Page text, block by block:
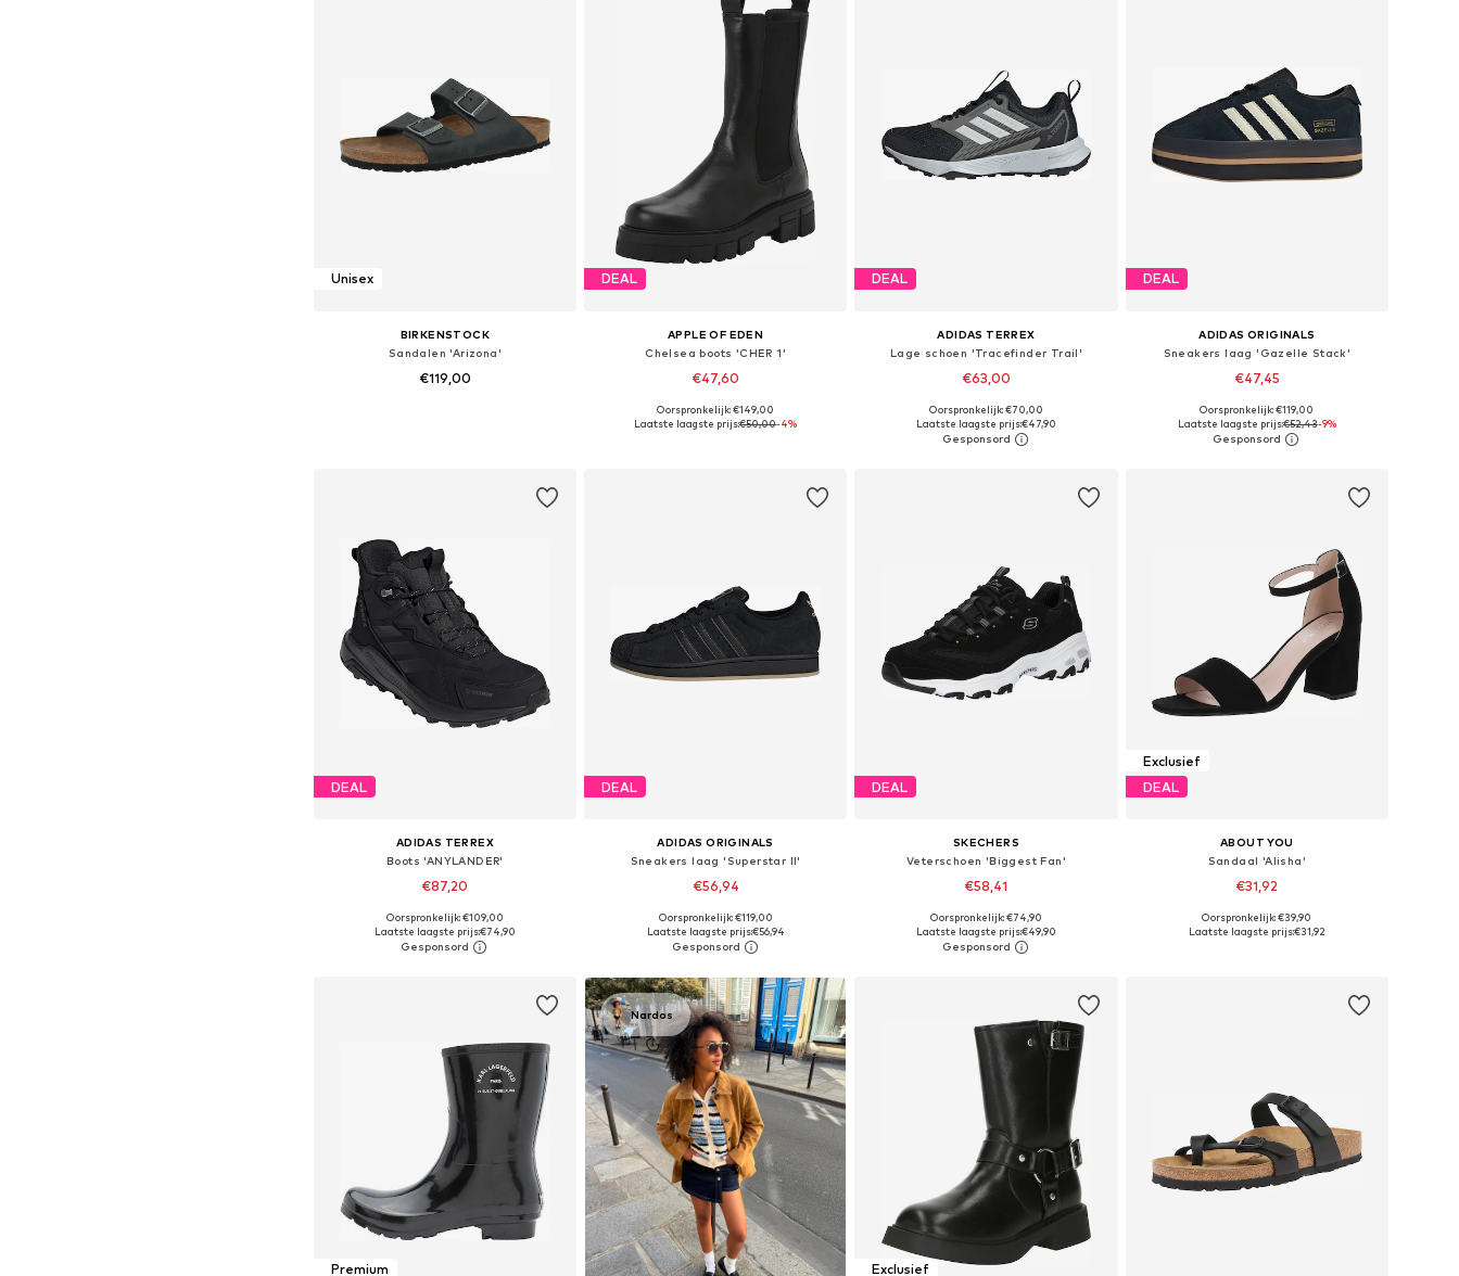
Unisex
BIRKENSTOCK
Sandalen 'Arizona'
€119,00
DEAL
APPLE OF EDEN
Chelsea boots 'CHER 1'
€47,60
Beschikbaar in vele maten
Oorspronkelijk: €149,00
Laatste laagste prijs:€50,00-4%
DEAL
ADIDAS TERREX
Lage schoen 'Tracefinder Trail'
€63,00
+1
Beschikbaar in vele maten
In winkelmandje
Oorspronkelijk: €70,00
Laatste laagste prijs:€47,90
DEAL
ADIDAS ORIGINALS
Sneakers laag 'Gazelle Stack'
€47,45
Beschikbaar in vele maten
In winkelmandje
Oorspronkelijk: €119,00
Laatste laagste prijs:€52,43-9%
DEAL
ADIDAS TERREX
Boots 'ANYLANDER'
€87,20
Beschikbaar in vele maten
In winkelmandje
Oorspronkelijk: €109,00
Laatste laagste prijs:€74,90
DEAL
ADIDAS ORIGINALS
Sneakers laag 'Superstar II'
€56,94
Beschikbaar in vele maten
In winkelmandje
Oorspronkelijk: €119,00
Laatste laagste prijs:€56,94
DEAL
SKECHERS
Veterschoen 'Biggest Fan'
€58,41
Beschikbaar in vele maten
In winkelmandje
Oorspronkelijk: €74,90
Laatste laagste prijs:€49,90
Exclusief
DEAL
ABOUT YOU
Sandaal 'Alisha'
€31,92
+6
Beschikbare maten: 36, 37, 38, 39, 40, 41
Oorspronkelijk: €39,90
Laatste laagste prijs:€31,92
Premium
Nardos
Exclusief